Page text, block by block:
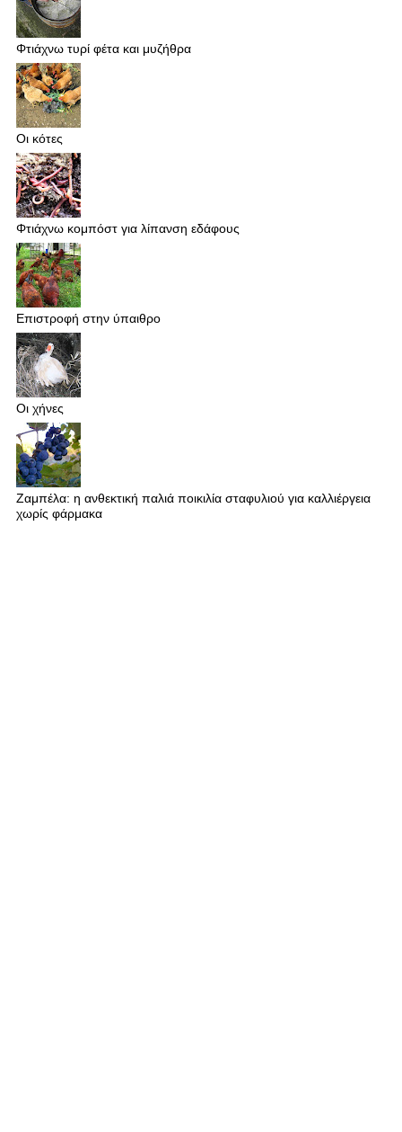
Φτιάχνω τυρί φέτα και μυζήθρα
Οι κότες
Φτιάχνω κομπόστ για λίπανση εδάφους
Επιστροφή στην ύπαιθρο
Οι χήνες
Ζαμπέλα: η ανθεκτική παλιά ποικιλία σταφυλιού για καλλιέργεια
χωρίς φάρμακα